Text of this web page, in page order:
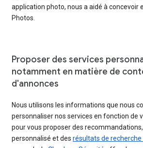
application photo, nous a aidé à concevoir
Photos.
Proposer des services
notamment en matière de
d'annonces
Nous utilisons les informations que nous
personnaliser nos services en fonction de
pour vous proposer des
personnalisé et des résultats de recherche